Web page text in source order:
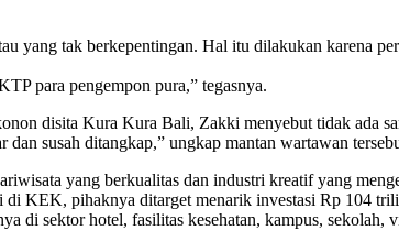
yang tak berkepentingan. Hal itu dilakukan karena
para pengempon pura,” tegasnya.
disita Kura Kura Bali, Zakki menyebut tidak ada
susah ditangkap,” ungkap mantan wartawan
yang berkualitas dan industri kreatif yang
KEK, pihaknya ditarget menarik investasi Rp 104
di sektor hotel, fasilitas kesehatan, kampus, sekolah,